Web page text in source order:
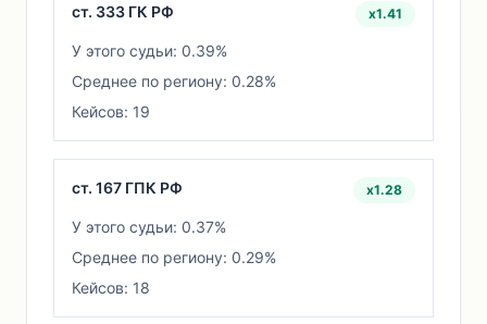
ст. 333 ГК РФ x1.41
У этого судьи: 0.39%
Среднее по региону: 0.28%
Кейсов: 19
ст. 167 ГПК РФ x1.28
У этого судьи: 0.37%
Среднее по региону: 0.29%
Кейсов: 18